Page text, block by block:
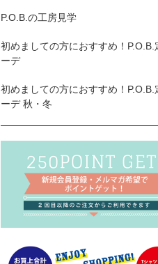
P.O.B.の工房見学
初めましての方におすすめ！P.O.B.
ーデ
初めましての方におすすめ！P.O.B.
ーデ 秋・冬